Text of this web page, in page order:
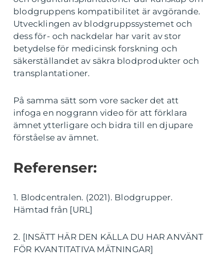
blodgruppens kompatibilitet är avgörande.
Utvecklingen av blodgruppssystemet och
dess för- och nackdelar har varit av stor
betydelse för medicinsk forskning och
säkerställandet av säkra blodprodukter och
transplantationer.
På samma sätt som vore sacker det att
infoga en noggrann video för att förklara
ämnet ytterligare och bidra till en djupare
förståelse av ämnet.
Referenser:
1. Blodcentralen. (2021). Blodgrupper.
Hämtad från [URL]
2. [INSÄTT HÄR DEN KÄLLA DU HAR ANVÄNT
FÖR KVANTITATIVA MÄTNINGAR]